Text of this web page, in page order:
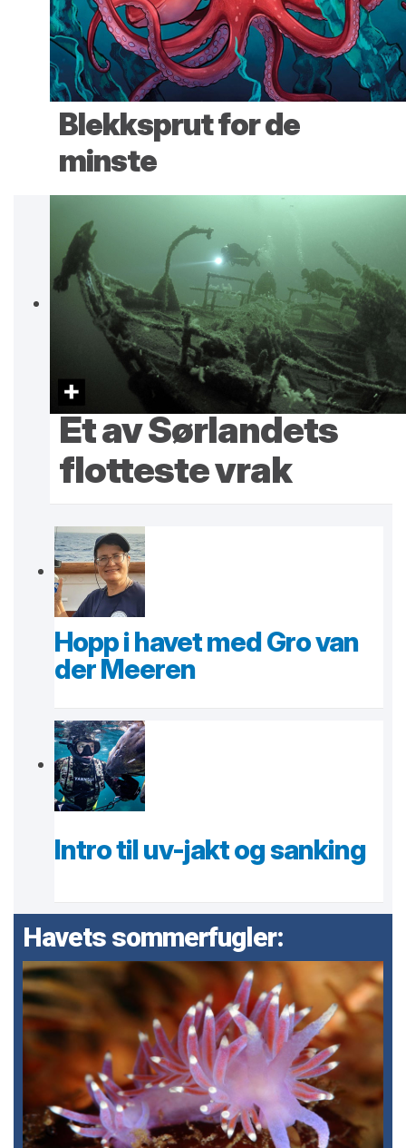
Blekksprut for de
minste
Et av Sørlandets
flotteste vrak
Hopp i havet med Gro van
der Meeren
Intro til uv-jakt og sanking
Havets sommerfugler: